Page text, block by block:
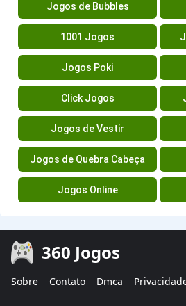
Jogos de Bubbles
1001 Jogos
Jogos Poki
Click Jogos
Jogos de Vestir
Jogos de Quebra Cabeça
Jogos Online
360 Jogos
Sobre Contato Dmca